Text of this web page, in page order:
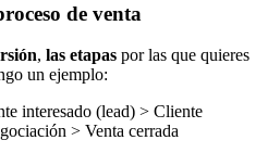
de venta
, las etapas por las que quieres
un ejemplo:
interesado (lead) > Cliente
> Venta cerrada